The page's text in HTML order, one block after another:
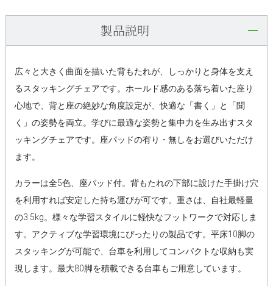
製品説明
広々と大きく曲面を描いた背もたれが、しっかりと身体を支え
るスタッキングチェアです。ホールド感のある落ち着いた座り
心地で、背と座の絶妙な角度設定が、快適な「書く」と「聞
く」の姿勢を両立。学びに最適な姿勢と集中力を生み出すスタ
ッキングチェアです。座パッドの有り・無しをお選びいただけ
ます。
カラーは全5色、座パッド付。背もたれの下部に設けた手掛け穴
を利用すれば安定した持ち運びが可です。重さは、自社最軽量
の3.5kg。様々な学習スタイルに軽快なフットワークで対応しま
す。アクティブな学習環境にぴったりの製品です。平床10脚の
スタッキングが可能で、台車を利用してコンパクトな収納も実
現します。最大80脚を積載できる台車もご用意しています。